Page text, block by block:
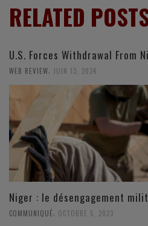
RELATED
U.S. Forces Withdrawal From
WEB REVIEW, JUIN 13, 2024
Niger : le désengagement
COMMUNIQUÉ OCTOBRE 5, 2023